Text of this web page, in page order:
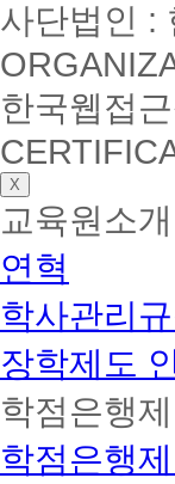
사단법인 :
한국웹접
X
교육원소개
연혁
학사관리
장학제도
학점은행제
학점은행